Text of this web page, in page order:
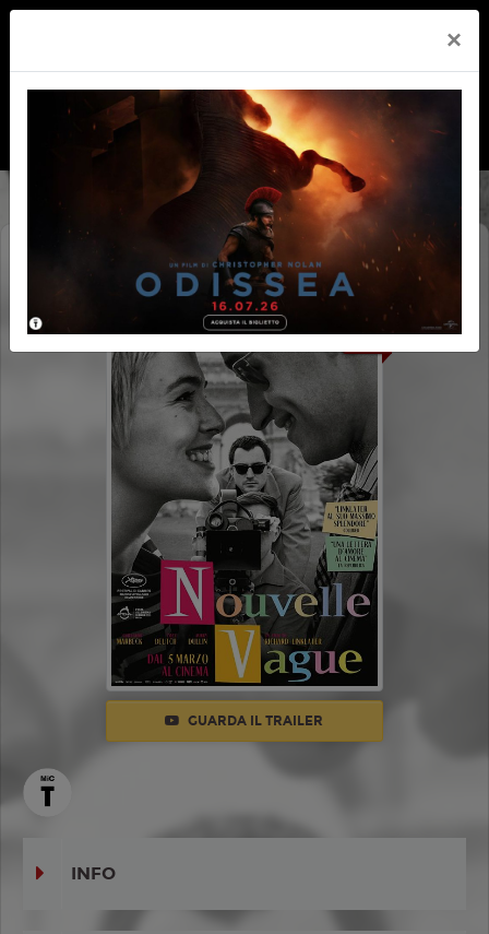
NOUVELLE VAGUE
ZLSC
GUARDA IL TRAILER
INFO
×